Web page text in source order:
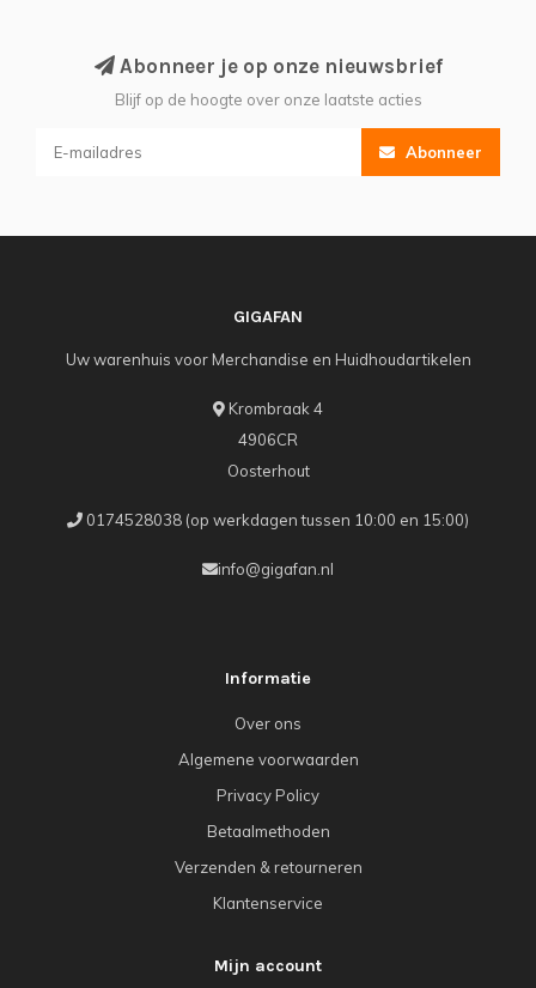
Abonneer je op onze nieuwsbrief
Blijf op de hoogte over onze laatste acties
Abonneer
GIGAFAN
Uw warenhuis voor Merchandise en Huidhoudartikelen
Krombraak 4
4906CR
Oosterhout
0174528038 (op werkdagen tussen 10:00 en 15:00)
info@gigafan.nl
Informatie
Over ons
Algemene voorwaarden
Privacy Policy
Betaalmethoden
Verzenden & retourneren
Klantenservice
Mijn account